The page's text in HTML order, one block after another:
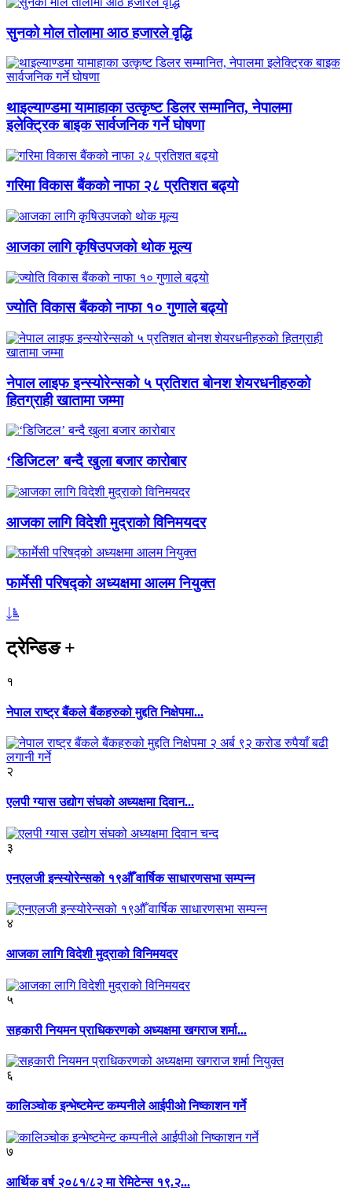
सुनको मोल तोलामा आठ हजारले वृद्धि
थाइल्याण्डमा यामाहाका उत्कृष्ट डिलर सम्मानित, नेपालमा
इलेक्ट्रिक बाइक सार्वजनिक गर्ने घोषणा
गरिमा विकास बैंकको नाफा २८ प्रतिशत बढ्यो
आजका लागि कृषिउपजको थोक मूल्य
ज्योति विकास बैंकको नाफा १० गुणाले बढ्यो
नेपाल लाइफ इन्स्योरेन्सको ५ प्रतिशत बोनश शेयरधनीहरुको
हितग्राही खातामा जम्मा
‘डिजिटल’ बन्दै खुला बजार कारोबार
आजका लागि विदेशी मुद्राको विनिमयदर
फार्मेसी परिषद्को अध्यक्षमा आलम नियुक्त
ट्रेन्डिङ+
१
नेपाल राष्ट्र बैंकले बैंकहरुको मुद्दति निक्षेपमा...
२
एलपी ग्यास उद्योग संघको अध्यक्षमा दिवान...
३
एनएलजी इन्स्योरेन्सको १९औँ वार्षिक साधारणसभा सम्पन्न
४
आजका लागि विदेशी मुद्राको विनिमयदर
५
सहकारी नियमन प्राधिकरणको अध्यक्षमा खगराज शर्मा...
६
कालिञ्चोक इन्भेष्टमेन्ट कम्पनीले आईपीओ निष्काशन गर्ने
७
आर्थिक वर्ष २०८१/८२ मा रेमिटेन्स १९.२...